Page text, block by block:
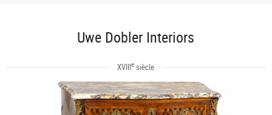
Uwe Dobler Interiors
XVIIIe siècle